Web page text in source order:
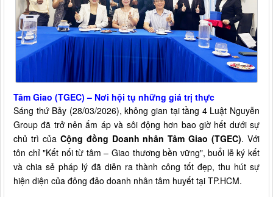
Tâm Giao (TGEC) – Nơi hội tụ những giá trị thực
Sáng thứ Bảy (28/03/2026), không gian tại tầng 4 Luật Nguyễn
Group đã trở nên ấm áp và sôi động hơn bao giờ hết dưới sự
chủ trì của Cộng đồng Doanh nhân Tâm Giao (TGEC). Với
tôn chỉ "Kết nối từ tâm – Giao thương bền vững", buổi lễ ký kết
và chia sẻ pháp lý đã diễn ra thành công tốt đẹp, thu hút sự
hiện diện của đông đảo doanh nhân tâm huyết tại TP.HCM.